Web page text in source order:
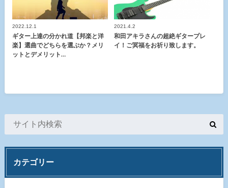
2022.12.1
ギター上達の分かれ道【邦楽と洋
楽】選曲でどちらを選ぶか？メリ
ットとデメリット…
2021.4.2
和田アキラさんの超絶ギタープレ
イ！ご冥福をお祈り致します。
カテゴリー